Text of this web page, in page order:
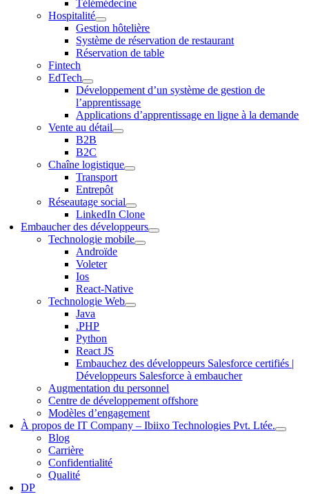
Télémédecine
Hospitalité
Gestion hôtelière
Système de réservation de restaurant
Réservation de table
Fintech
EdTech
Développement d’un système de gestion de
l’apprentissage
Applications d’apprentissage en ligne à la demande
Vente au détail
B2B
B2C
Chaîne logistique
Transport
Entrepôt
Réseautage social
LinkedIn Clone
Embaucher des développeurs
Technologie mobile
Androïde
Voleter
Ios
React-Native
Technologie Web
Java
.PHP
Python
React JS
Embauchez des développeurs Salesforce certifiés |
Développeurs Salesforce à embaucher
Augmentation du personnel
Centre de développement offshore
Modèles d’engagement
À propos de IT Company – Ibiixo Technologies Pvt. Ltée.
Blog
Carrière
Confidentialité
Qualité
DP